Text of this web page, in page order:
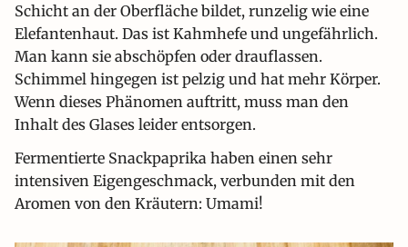
Schicht an der Oberfläche bildet, runzelig wie eine
Elefantenhaut. Das ist Kahmhefe und ungefährlich.
Man kann sie abschöpfen oder drauflassen.
Schimmel hingegen ist pelzig und hat mehr Körper.
Wenn dieses Phänomen auftritt, muss man den
Inhalt des Glases leider entsorgen.
Fermentierte Snackpaprika haben einen sehr
intensiven Eigengeschmack, verbunden mit den
Aromen von den Kräutern: Umami!